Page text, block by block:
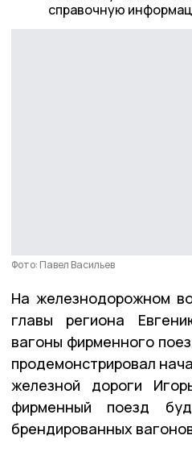
справочную
Фото: Павел Васильев
На железнодорожном
главы региона
вагоны фирменного
продемонстрировал
железной дороги
фирменный поезд
брендированных